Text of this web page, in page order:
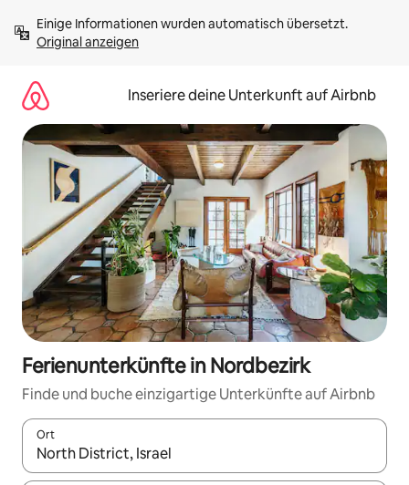
Inhalten
springenOriginal anzeigen
Inseriere deine Unterkunft auf Airbnb
Ferienunterkünfte in Nordbezirk
Finde und buche einzigartige Unterkünfte auf Airbnb
Ort
Wenn Ergebnisse verfügbar sind, navigiere mit den